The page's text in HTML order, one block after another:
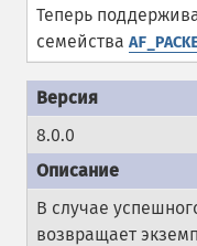
Теперь
семейства
8.0.0
В случае
возвращает